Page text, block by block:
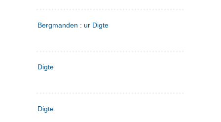
Bergmanden : ur Digte
Digte
Digte